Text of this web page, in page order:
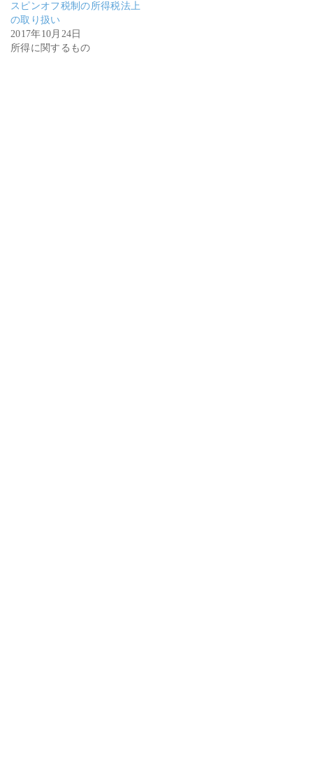
スピンオフ税制の所得税法上
の取り扱い
2017年10月24日
所得に関するもの